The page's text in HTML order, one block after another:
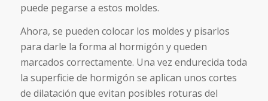
puede pegarse a estos moldes.
Ahora, se pueden colocar los moldes y pisarlos
para darle la forma al hormigón y queden
marcados correctamente. Una vez endurecida toda
la superficie de hormigón se aplican unos cortes
de dilatación que evitan posibles roturas del